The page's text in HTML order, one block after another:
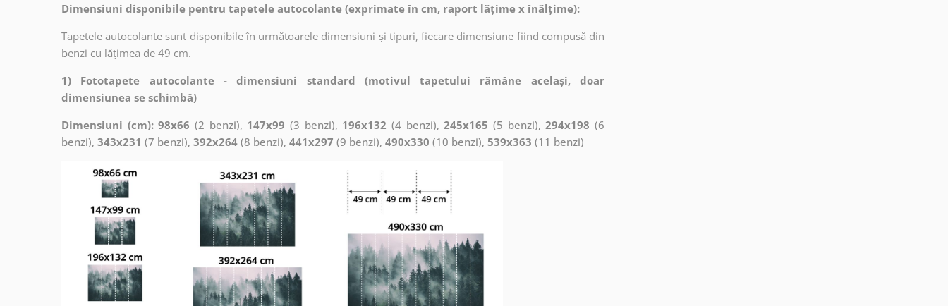
Dimensiuni disponibile pentru tapetele autocolante (exprimate în cm, raport lățime x înălțime):
Tapetele autocolante sunt disponibile în următoarele dimensiuni și tipuri, fiecare dimensiune fiind compusă din
benzi cu lățimea de 49 cm.
1) Fototapete autocolante - dimensiuni standard (motivul tapetului rămâne același, doar
dimensiunea se schimbă)
Dimensiuni (cm): 98x66 (2 benzi), 147x99 (3 benzi), 196x132 (4 benzi),245x165 (5 benzi),294x198 (6
benzi), 343x231 (7 benzi), 392x264 (8 benzi), 441x297 (9 benzi), 490x330 (10 benzi), 539x363 (11 benzi)